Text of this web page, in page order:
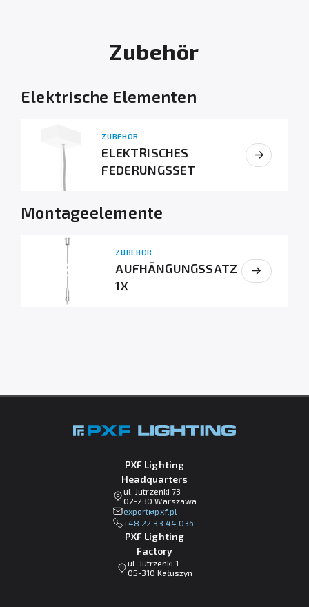
Zubehör
Elektrische Elementen
ZUBEHÖR
ELEKTRISCHES
FEDERUNGSSET
Montageelemente
ZUBEHÖR
AUFHÄNGUNGSSATZ
1X
PXF Lighting
Headquarters
ul. Jutrzenki 73
02-230 Warszawa
lp.fxp@tropxe
+48 22 33 44 036
PXF Lighting
Factory
ul. Jutrzenki 1
05-310 Kałuszyn